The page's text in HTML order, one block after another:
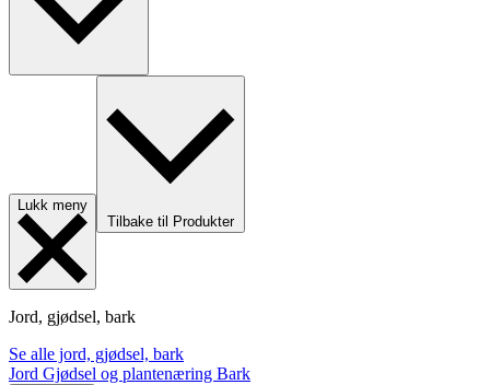
Lukk meny
Tilbake til Produkter
Jord, gjødsel, bark
Se alle jord, gjødsel, bark
Jord Gjødsel og plantenæring Bark